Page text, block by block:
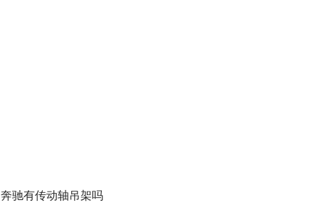
奔驰有传动轴吊架吗